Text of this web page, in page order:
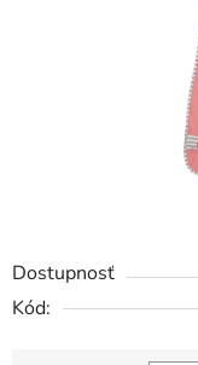
Dostupnosť
Kód: